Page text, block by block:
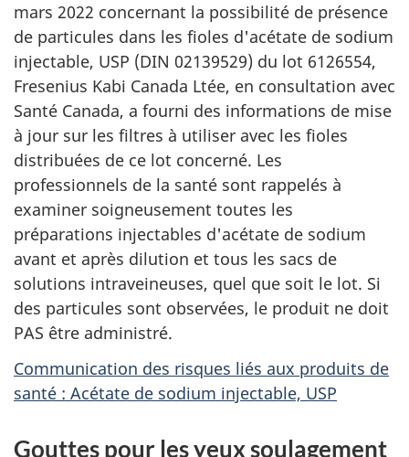
mars 2022 concernant la possibilité de présence
de particules dans les fioles d'acétate de sodium
injectable, USP (DIN 02139529) du lot 6126554,
Fresenius Kabi Canada Ltée, en consultation avec
Santé Canada, a fourni des informations de mise
à jour sur les filtres à utiliser avec les fioles
distribuées de ce lot concerné. Les
professionnels de la santé sont rappelés à
examiner soigneusement toutes les
préparations injectables d'acétate de sodium
avant et après dilution et tous les sacs de
solutions intraveineuses, quel que soit le lot. Si
des particules sont observées, le produit ne doit
PAS être administré.
Communication des risques liés aux produits de
santé : Acétate de sodium injectable, USP
Gouttes pour les yeux soulagement